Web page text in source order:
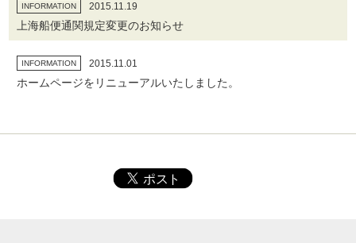
INFORMATION 2015.11.19
上海船便通関規定変更のお知らせ
INFORMATION 2015.11.01
ホームページをリニューアルいたしました。